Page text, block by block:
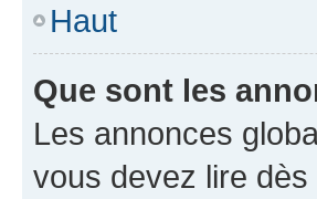
Haut
Que sont les
Les annonces
vous devez lire